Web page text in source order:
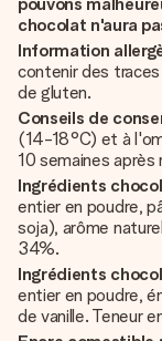
chocolat n'aura
Information
contenir des
de gluten.
Conseils de
(14-18°C) et à
10 semaines après
Ingrédients
entier en poudre,
soja), arôme
34%.
Ingrédients
entier en poudre,
de vanille. Teneur